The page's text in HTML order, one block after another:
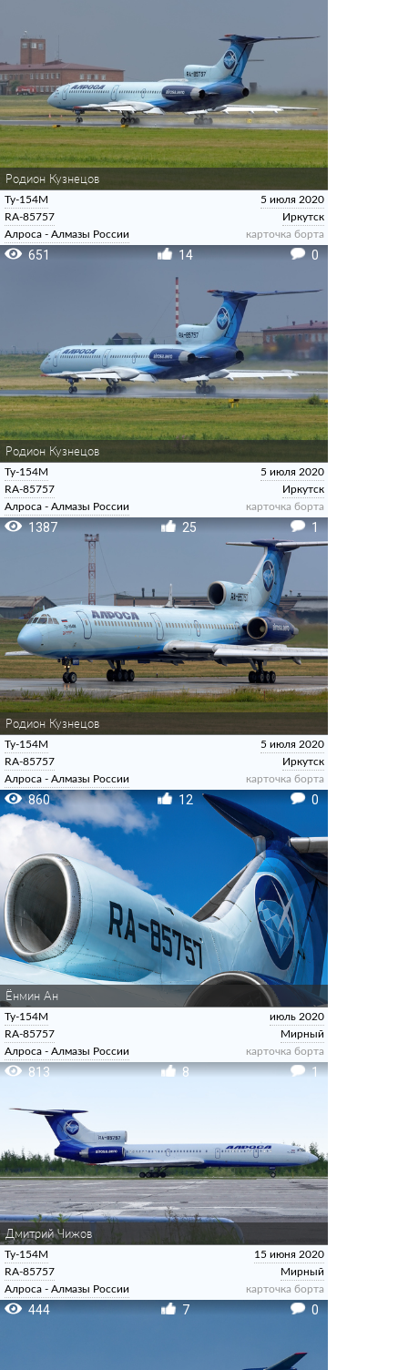
Родион Кузнецов
Ту-154М
RA-85757
Алроса - Алмазы России
5 июля 2020
Иркутск
карточка борта
651 14 0
Родион Кузнецов
Ту-154М
RA-85757
Алроса - Алмазы России
5 июля 2020
Иркутск
карточка борта
1387 25 1
Родион Кузнецов
Ту-154М
RA-85757
Алроса - Алмазы России
5 июля 2020
Иркутск
карточка борта
860 12 0
Ёнмин Ан
Ту-154М
RA-85757
Алроса - Алмазы России
июль 2020
Мирный
карточка борта
813 8 1
Дмитрий Чижов
Ту-154М
RA-85757
Алроса - Алмазы России
15 июня 2020
Мирный
карточка борта
444 7 0